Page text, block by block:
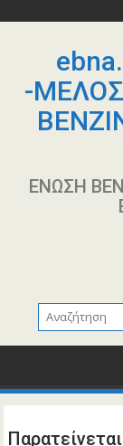
περιεχόμενο
-
ΕΝΩΣΗ